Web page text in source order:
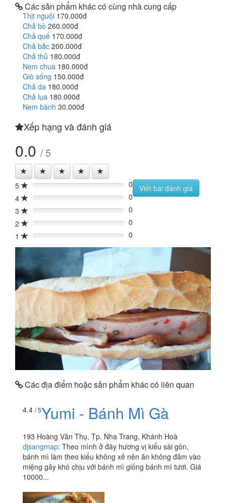
Các sản phẩm khác có cùng nhà cung cấp
Thịt nguội 170.000đ
Chả bò 260.000đ
Chả quế 170.000đ
Chả bắc 200.000đ
Chả thủ 180.000đ
Nem chua 180.000đ
Giò sống 150.000đ
Chả da 180.000đ
Chả lụa 180.000đ
Nem bành 30.000đ
Xếp hạng và đánh giá
0.0 / 5
5 0%
0
4
0%
0
3
0%
0
2
0%
0
1
0% 0
Viết bài đánh giá
Các địa điểm hoặc sản phẩm khác có liên quan
4.4 / 5Yumi - Bánh Mì Gà
193 Hoàng Văn Thụ, Tp. Nha Trang, Khánh Hoà
djsangmap: Theo mình ở đây hương vị kiểu sài gòn,
bánh mì làm theo kiểu không xẻ nên ăn không đâm vào
miệng gây khó chịu với bánh mì giống bánh mì tươi. Giá
10000...